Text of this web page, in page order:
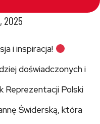
2025
i inspiracja!
doświadczonych i
Reprezentacji Polski
Świderską, która